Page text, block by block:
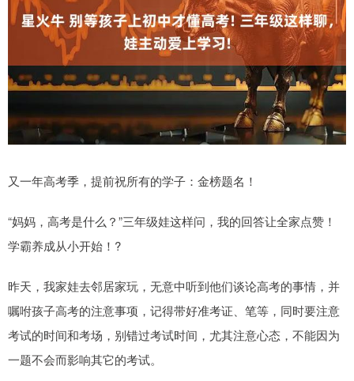
又一年高考季，提前祝所有的学子：金榜题名！
“妈妈，高考是什么？”三年级娃这样问，我的回答让全家点赞！
学霸养成从小开始！?
昨天，我家娃去邻居家玩，无意中听到他们谈论高考的事情，并
嘱咐孩子高考的注意事项，记得带好准考证、笔等，同时要注意
考试的时间和考场，别错过考试时间，尤其注意心态，不能因为
一题不会而影响其它的考试。